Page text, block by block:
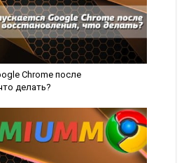
Chrome после
делать?